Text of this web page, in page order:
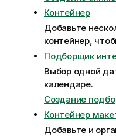
Контейнер
Добавьте
контейнер,
Подборщик
Выбор одной
календаре.
Создание
Контейнер
Добавьте и